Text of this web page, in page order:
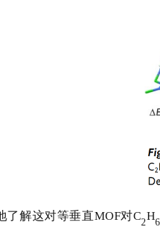
了解这对等垂直MOF对C2H